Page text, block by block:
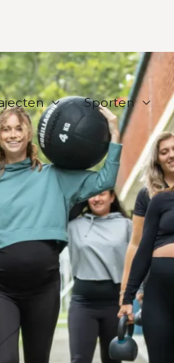
Sporten